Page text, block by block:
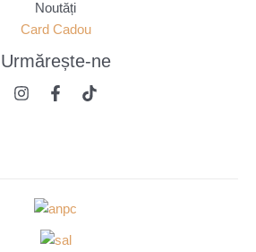
Noutăți
Card Cadou
Urmărește-ne